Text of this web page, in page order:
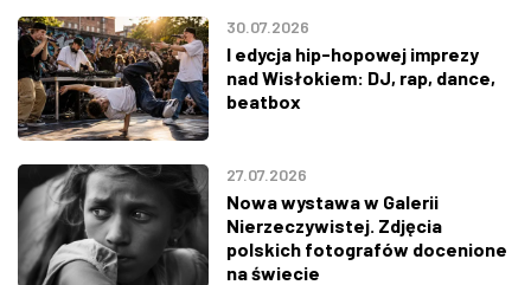
30.07.2026
I edycja hip-hopowej imprezy
nad Wisłokiem: DJ, rap, dance,
beatbox
27.07.2026
Nowa wystawa w Galerii
Nierzeczywistej. Zdjęcia
polskich fotografów docenione
na świecie